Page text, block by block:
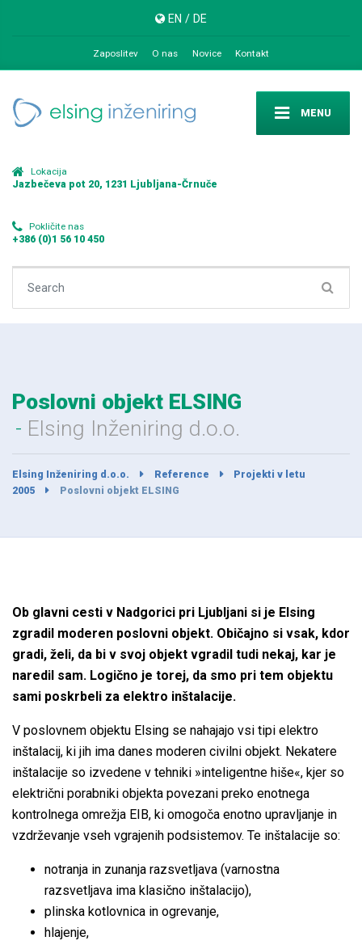
EN / DE
Zaposlitev O nas Novice Kontakt
MENU
Lokacija
Jazbečeva pot 20, 1231 Ljubljana-Črnuče
Pokličite nas
+386 (0)1 56 10 450
Poslovni objekt ELSING
Elsing Inženiring d.o.o.
Elsing Inženiring d.o.o. Reference
Projekti v letu
2005
Poslovni objekt ELSING
Ob glavni cesti v Nadgorici pri Ljubljani si je Elsing
zgradil moderen poslovni objekt. Običajno si vsak, kdor
gradi, želi, da bi v svoj objekt vgradil tudi nekaj, kar je
naredil sam. Logično je torej, da smo pri tem objektu
sami poskrbeli za elektro inštalacije.
V poslovnem objektu Elsing se nahajajo vsi tipi elektro
inštalacij, ki jih ima danes moderen civilni objekt. Nekatere
inštalacije so izvedene v tehniki »inteligentne hiše«, kjer so
električni porabniki objekta povezani preko enotnega
kontrolnega omrežja EIB, ki omogoča enotno upravljanje in
vzdrževanje vseh vgrajenih podsistemov. Te inštalacije so:
notranja in zunanja razsvetljava (varnostna
razsvetljava ima klasično inštalacijo),
plinska kotlovnica in ogrevanje,
hlajenje,